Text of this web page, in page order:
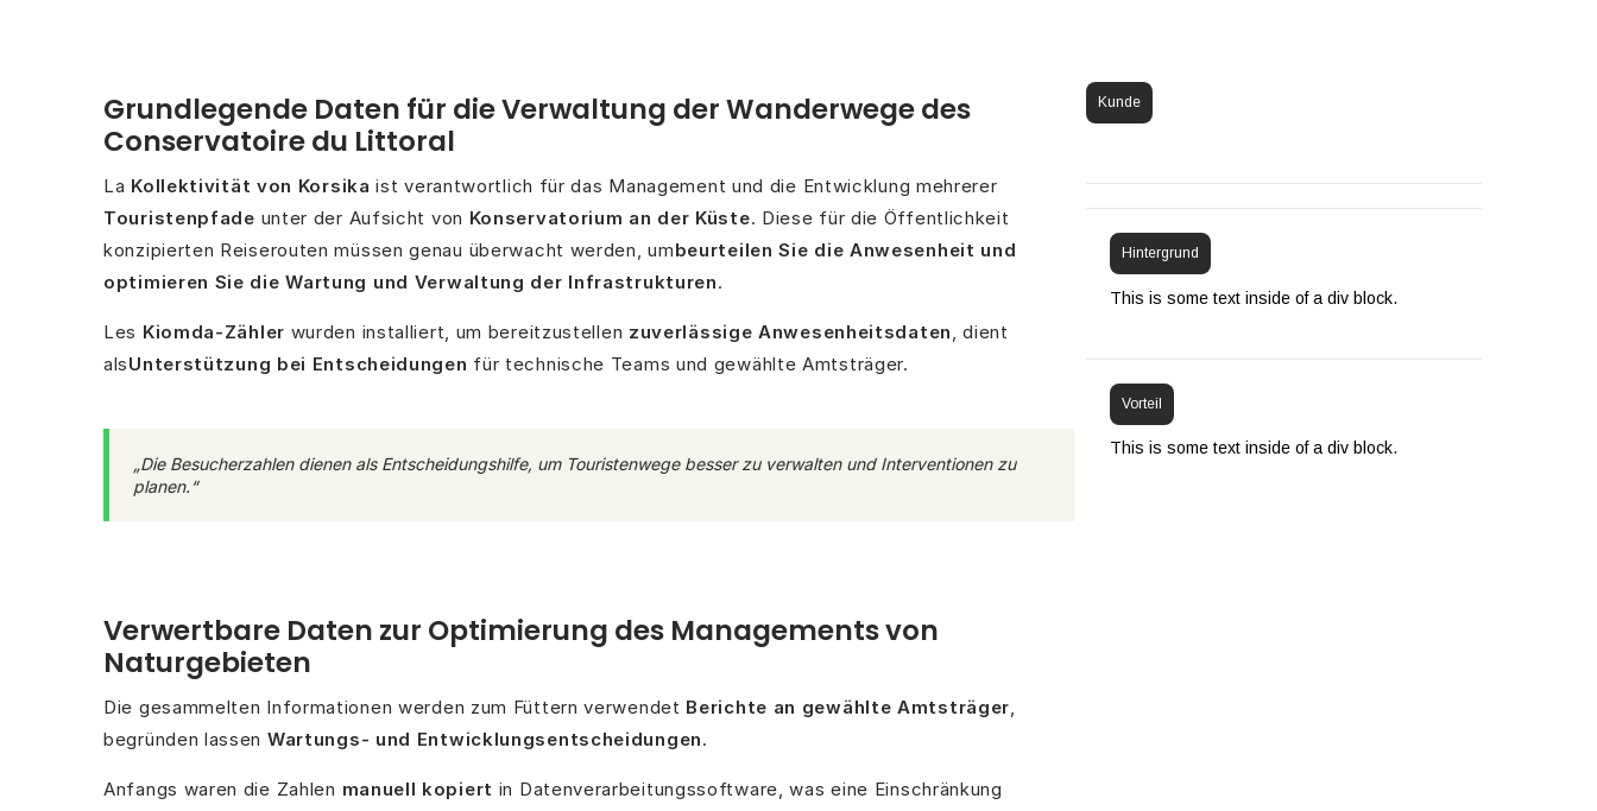
Grundlegende Daten für die Verwaltung der Wanderwege des
Conservatoire du Littoral
La Kollektivität von Korsika ist verantwortlich für das Management und die Entwicklung mehrerer
Touristenpfade unter der Aufsicht von Konservatorium an der Küste. Diese für die Öffentlichkeit
konzipierten Reiserouten müssen genau überwacht werden, umbeurteilen Sie die Anwesenheit und
optimieren Sie die Wartung und Verwaltung der Infrastrukturen.
Les Kiomda-Zähler wurden installiert, um bereitzustellen zuverlässige Anwesenheitsdaten, dient
alsUnterstützung bei Entscheidungen für technische Teams und gewählte Amtsträger.
„Die Besucherzahlen dienen als Entscheidungshilfe, um Touristenwege besser zu verwalten und Interventionen zu
planen.“
Verwertbare Daten zur Optimierung des Managements von
Naturgebieten
Die gesammelten Informationen werden zum Füttern verwendet Berichte an gewählte Amtsträger
begründen lassen Wartungs- und Entwicklungsentscheidungen.
Anfangs waren die Zahlen manuell kopiert in Datenverarbeitungssoftware, was eine Einschränkung
Kunde
Hintergrund
This is some text inside of a div block.
Vorteil
This is some text inside of a div block.